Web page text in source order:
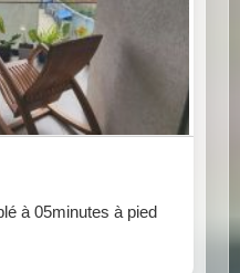
à 05minutes à pied